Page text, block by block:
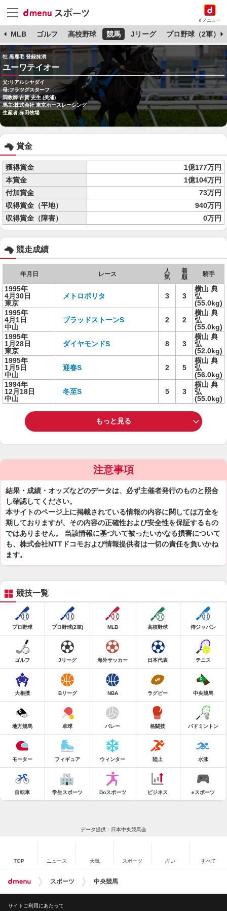
dメニュー
MLB ゴルフ 高校野球 競馬 Jリーグ プロ野球（2軍）
牡 黒鹿毛 登録抹消
ユーワテイオー
父:リアルシヤダイ
母:フラツグスターフ
調教師:古賀 史生 (美浦)
馬主:株式会社 東京ホースレーシング
生産者:赤田牧場
賞金
獲得賞金
1億177万円
本賞金
1億104万円
付加賞金
73万円
収得賞金（平地）
940万円
収得賞金（障害）
0万円
競走成績
年月日 レース
人
気
着
順
騎手
1995年
4月30日
東京
メトロポリタ 3 3
横山 典
弘
(55.0kg)
1995年
4月1日
中山
ブラッドストーンS 2 2
横山 典
弘
(55.0kg)
1995年
1月28日
東京
ダイヤモンドS 8 3
横山 典
弘
(52.0kg)
1995年
1月5日
中山
迎春S 2 5
横山 典
弘
(56.0kg)
1994年
12月18日
中山
冬至S 5 3
横山 典
弘
(55.0kg)
もっと見る
注意事項
結果・成績・オッズなどのデータは、必ず主催者発行のものと照合
し確認してください。
本サイトのページ上に掲載されている情報の内容に関しては万全を
期しておりますが、その内容の正確性および安全性を保証するもの
ではありません。 当該情報に基づいて被ったいかなる損害について
も、株式会社NTTドコモおよび情報提供者は一切の責任を負いかね
ます。
競技一覧
プロ野球 プロ野球(2軍) MLB 高校野球 侍ジャパン
ゴルフ Jリーグ 海外サッカー 日本代表 テニス
大相撲 Bリーグ NBA ラグビー 中央競馬
地方競馬 卓球 バレー 格闘技 バドミントン
モーター フィギュア ウィンター 陸上 水泳
自転車 学生スポーツ Doスポーツ ビジネス eスポーツ
データ提供：日本中央競馬会
TOP ニュース 天気 スポーツ 占い すべて
スポーツ 中央競馬
サイトご利用にあたって